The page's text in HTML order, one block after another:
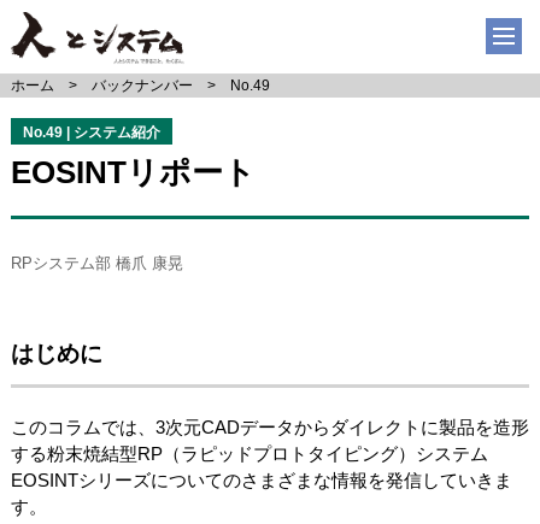
ホーム バックナンバー No.49
No.49 | システム紹介
EOSINTリポート
RPシステム部 橋爪 康晃
はじめに
このコラムでは、3次元CADデータからダイレクトに製品を造形
する粉末焼結型RP（ラピッドプロトタイピング）システム
EOSINTシリーズについてのさまざまな情報を発信していきま
す。